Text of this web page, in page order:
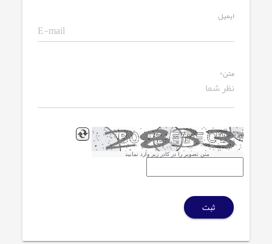
ایمیل
متن*
متن تصویر را در کادر زیر وارد نمایید
ثبت